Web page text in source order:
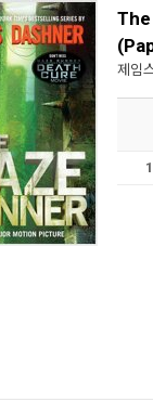
제임